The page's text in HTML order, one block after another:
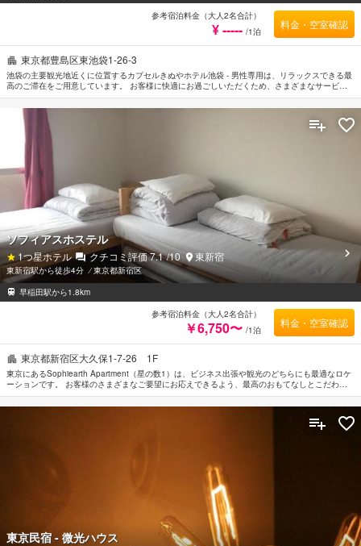
東京都豊島区東池袋1-26-3
池袋の主要観光地近くに位置するカプセルきぬやホテル池袋 - 男性専用は、リラックスできる最
高のご滞在をご用意しています。 お客様に快適にお過ごしいただくため、さまざまなサービス
とアメニティをご提供しています。 お客様にお楽しみいただけるよう全室Wi-Fi無料, 24時間セ
キュリティ, 清掃（毎日）, コインランドリー, 24時間対応フロントデスクが備えてあります。
客室には快適な睡眠をサポートするよう設備が整えてあります。エアコン, 暖房, アラームクロッ
ク, テレビ, トイレタリーなどを備えた客室もご用意しています。 ご滞在をより楽しくお過ごし
いただくため、マッサージ, 娯楽室などのリラクゼーション施設が完備されています。 カプセル
きぬやホテル池袋 - 男性専用はおもてなしの心と一流のサービスをご提供しています。
参考宿泊料金（大人2名合計）
¥ ----- /1泊
料金・空室確認
東京都新宿区大久保1-7-26 1F
東京にあるSophiearth Apartment（星の数1）は、ビジネス出張や観光のどちらにも最適なロケ
ーションです。 お客様のさまざまなご要望にお応えできるよう、最高のおもてなしとこだわり
抜いたアメニティを揃えております。 お客様にお楽しみいただけるよう全室Wi-Fi無料, 全館禁煙
などの設備・サービスを備えております。 全てのお部屋には落ち着いた内装が施されており、
心地良い空間となっています。また、ルームタイプにより薄型TV, 洋服掛け, プライベートエン
トランス, タオル, クローゼットのご用意があります。 当施設ではさまざまなレクリエーション
ソフィアスホステル
1つ星ホテル クチコミ評価7.1 /10 東新宿
東新宿駅から徒歩4分 ⁄東京都新宿区
早稲田駅から1.8km
参考宿泊料金（大人2名合計）
￥6,750〜 /1泊
料金・空室確認
東京民宿 - 微光ハウス